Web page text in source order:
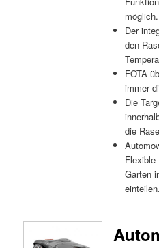
möglich.
Der
den
FOTA
immer
Die
die
Flexible
Garten
einteilen.